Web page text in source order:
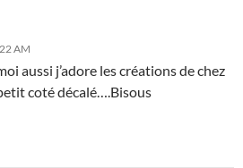
AM
aussi j’adore les créations de chez
coté décalé….Bisous